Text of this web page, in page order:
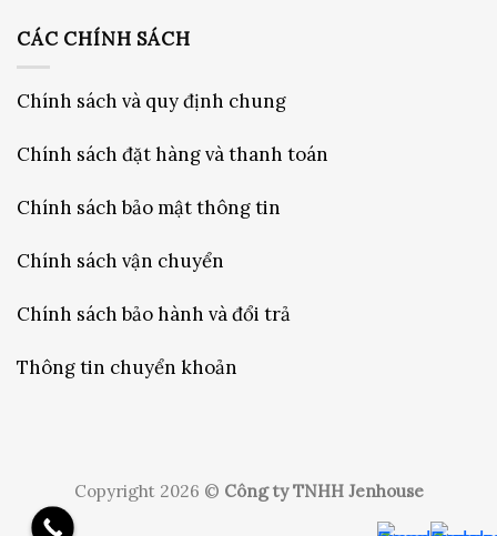
CÁC CHÍNH SÁCH
Chính sách và quy định chung
Chính sách đặt hàng và thanh toán
Chính sách bảo mật thông tin
Chính sách vận chuyển
Chính sách bảo hành và đổi trả
Thông tin chuyển khoản
Copyright 2026 © Công ty TNHH Jenhouse